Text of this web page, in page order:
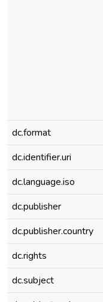
dc.format
dc.identifier.uri
dc.language.iso
dc.publisher
dc.publisher.country
dc.rights
dc.subject